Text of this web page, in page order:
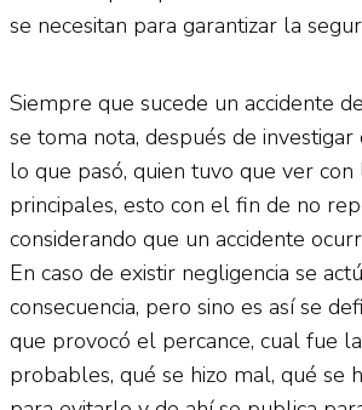
se necesitan para garantizar la
Siempre que sucede un accidente
se toma nota, después de
lo que pasó, quien tuvo que ver con
principales, esto con el fin de no
considerando que un accidente
En caso de existir negligencia se
consecuencia, pero sino es así se
que provocó el percance, cual fue la
probables, qué se hizo mal, qué se